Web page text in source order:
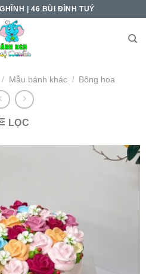
| 46 BÙI ĐÌNH TUÝ
/ Mẫu bánh khác / Bông hoa
LỌC